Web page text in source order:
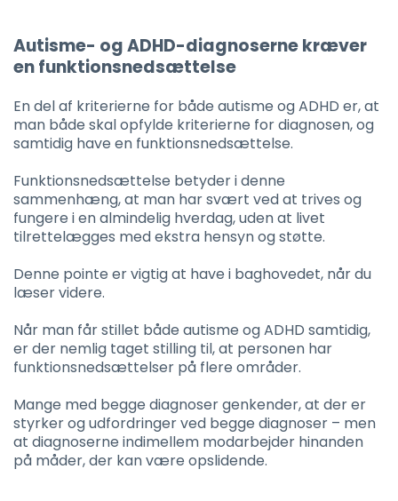
Autisme- og ADHD-diagnoserne kræver
en funktionsnedsættelse
En del af kriterierne for både autisme og ADHD er, at
man både skal opfylde kriterierne for diagnosen, og
samtidig have en funktionsnedsættelse.
Funktionsnedsættelse betyder i denne
sammenhæng, at man har svært ved at trives og
fungere i en almindelig hverdag, uden at livet
tilrettelægges med ekstra hensyn og støtte.
Denne pointe er vigtig at have i baghovedet, når du
læser videre.
Når man får stillet både autisme og ADHD samtidig,
er der nemlig taget stilling til, at personen har
funktionsnedsættelser på flere områder.
Mange med begge diagnoser genkender, at der er
styrker og udfordringer ved begge diagnoser – men
at diagnoserne indimellem modarbejder hinanden
på måder, der kan være opslidende.